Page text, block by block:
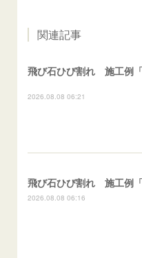
関連記事
2026.08.08 06:21
2026.08.08 06:16